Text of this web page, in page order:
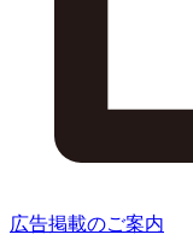
広告掲載のご案内